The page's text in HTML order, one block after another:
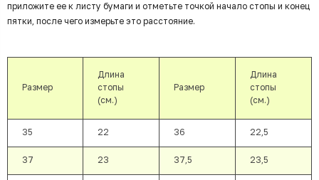
приложите ее к листу бумаги и отметьте точкой начало стопы и конец
пятки, после чего измерьте это расстояние.
Размер
Длина
стопы
(см.)
Размер
Длина
стопы
(см.)
35 22 36 22,5
37 23 37,5 23,5